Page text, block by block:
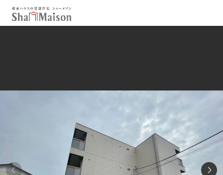
関西
中国・四国
市区郡・路線・駅から探す
通勤・通学時間から探す